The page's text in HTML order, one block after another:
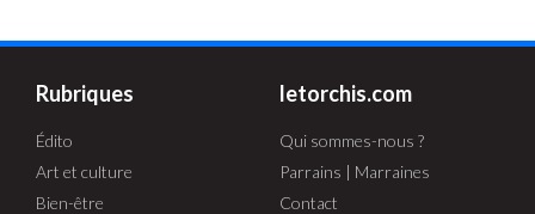
Rubriques
Édito
Art et culture
Bien-être
letorchis.com
Qui sommes-nous ?
Parrains | Marraines
Contact